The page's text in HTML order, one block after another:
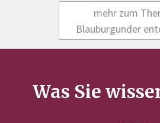
mehr zum
Blauburgunder
Was Sie